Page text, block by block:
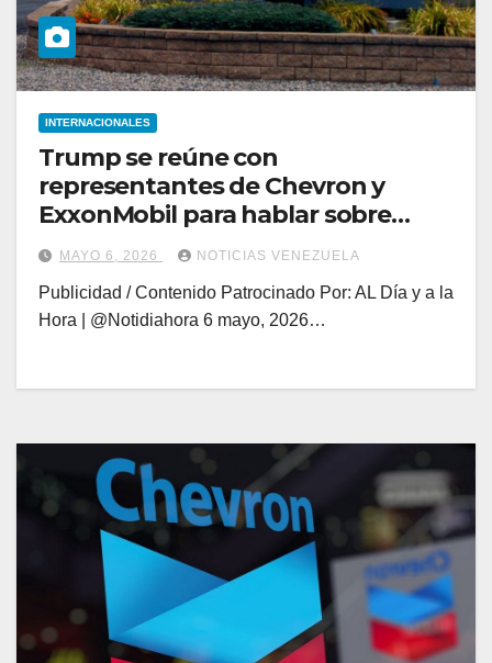
INTERNACIONALES
Trump se reúne con
representantes de Chevron y
ExxonMobil para hablar sobre
Venezuela
MAYO 6, 2026 NOTICIAS VENEZUELA
Publicidad / Contenido Patrocinado Por: AL Día y a la
Hora | @Notidiahora 6 mayo, 2026…